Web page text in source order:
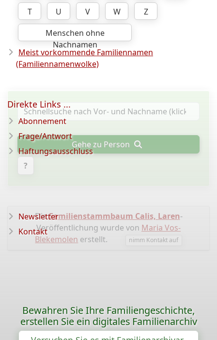
T
U V W
Z
Menschen ohne
Nachnamen
Meist vorkommende Familiennamen
(Familiennamenwolke)
Gehe zu Person
?
DieFamilienstammbaum Calis, Laren-
Veröffentlichung wurde von Maria Vos-
Blekemolen erstellt. nimm Kontakt auf
Direkte Links ...
Abonnement
Frage/Antwort
Haftungsausschluss
Newsletter
Kontakt
Bewahren Sie Ihre Familiengeschichte,
erstellen Sie ein digitales Familienarchiv